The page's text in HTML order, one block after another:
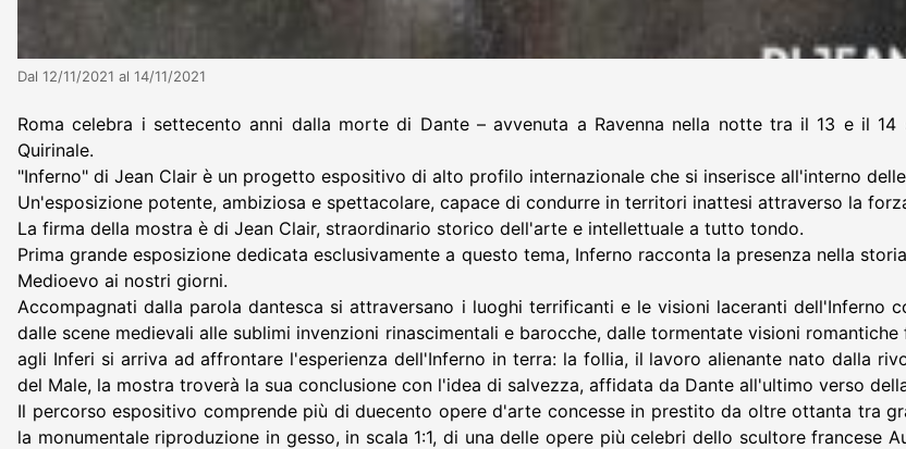
Dal 12/11/2021 al 14/11/2021
Roma celebra i settecento anni dalla morte di Dante – avvenuta a Ravenna nella notte tra il 13 e il
Quirinale.
"Inferno" di Jean Clair è un progetto espositivo di alto profilo internazionale che si inserisce all'interno
Un'esposizione potente, ambiziosa e spettacolare, capace di condurre in territori inattesi attraverso la
La firma della mostra è di Jean Clair, straordinario storico dell'arte e intellettuale a tutto tondo.
Prima grande esposizione dedicata esclusivamente a questo tema, Inferno racconta la presenza nella
Medioevo ai nostri giorni.
Accompagnati dalla parola dantesca si attraversano i luoghi terrificanti e le visioni laceranti
dalle scene medievali alle sublimi invenzioni rinascimentali e barocche, dalle tormentate visioni
agli Inferi si arriva ad affrontare l'esperienza dell'Inferno in terra: la follia, il lavoro alienante nato dalla
del Male, la mostra troverà la sua conclusione con l'idea di salvezza, affidata da Dante all'ultimo verso
Il percorso espositivo comprende più di duecento opere d'arte concesse in prestito da oltre ottanta tra
la monumentale riproduzione in gesso, in scala 1:1, di una delle opere più celebri dello scultore francese